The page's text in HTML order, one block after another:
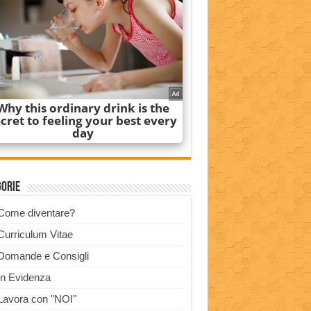
diventare?
Vitae
e Consigli
Evidenza
con "NOI"